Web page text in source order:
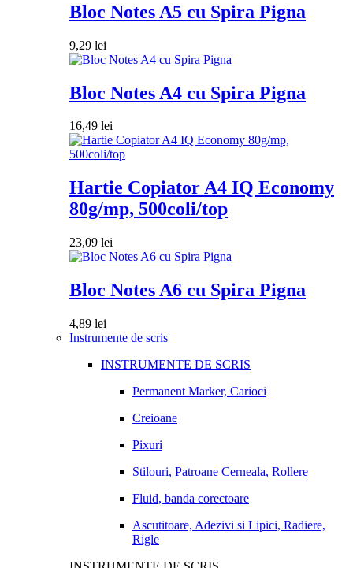
Bloc Notes A5 cu Spira Pigna
9,29 lei
Bloc Notes A4 cu Spira Pigna
16,49 lei
Hartie Copiator A4 IQ Economy
80g/mp, 500coli/top
23,09 lei
Bloc Notes A6 cu Spira Pigna
4,89 lei
Instrumente de scris
INSTRUMENTE DE SCRIS
Permanent Marker, Carioci
Creioane
Pixuri
Stilouri, Patroane Cerneala, Rollere
Fluid, banda corectoare
Ascutitoare, Adezivi si Lipici, Radiere,
Rigle